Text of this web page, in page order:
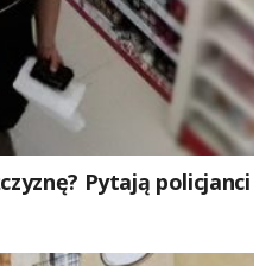
Pytają policjanci